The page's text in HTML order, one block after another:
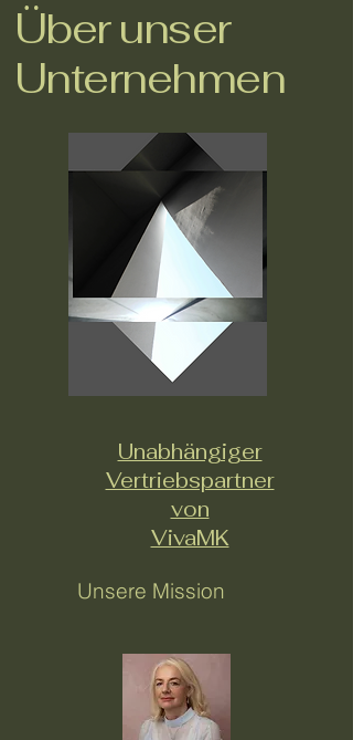
Über unser
Unternehmen
Unabhängiger
Vertriebspartner
von
VivaMK
Unsere Mission